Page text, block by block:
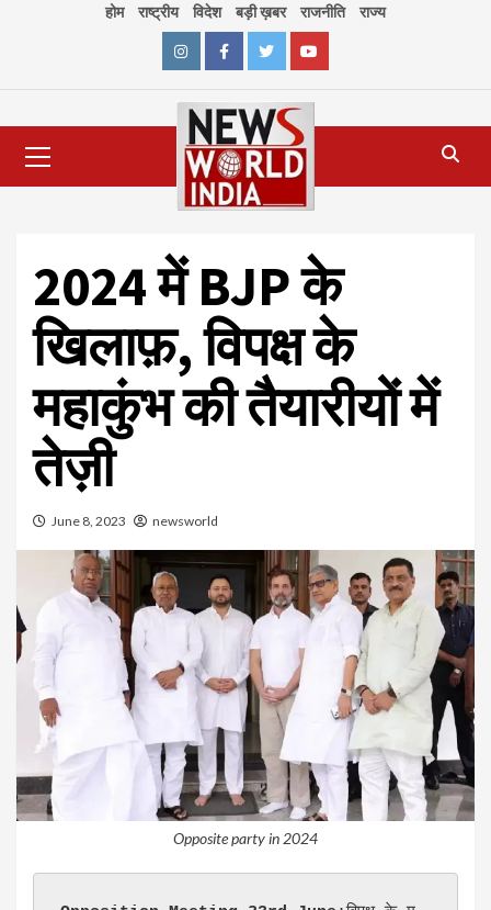
होम राष्ट्रीय विदेश बड़ी ख़बर राजनीति राज्य
InstagramFacebookTwitterYoutube
Menu
2024 में BJP के
खिलाफ़, विपक्ष के
महाकुंभ की तैयारीयों में
तेज़ी
June 8, 2023 newsworld
Opposite party in 2024